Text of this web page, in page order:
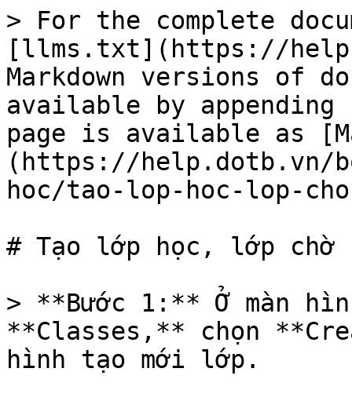
> For the complete
[llms.txt](https://
Markdown versions of
available by
page is available as
(https://help.dotb.vn/
hoc/tao-lop-hoc-lop-
# Tạo lớp học, lớp chờ
> **Bước 1:** Ở màn
**Classes,** chọn
hình tạo mới lớp.